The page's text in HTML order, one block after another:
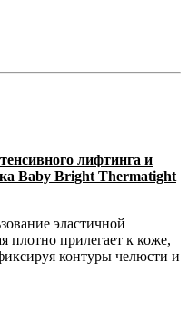
лифтинга и
Baby Bright Thermatight
эластичной
плотно прилегает к коже,
контуры челюсти и